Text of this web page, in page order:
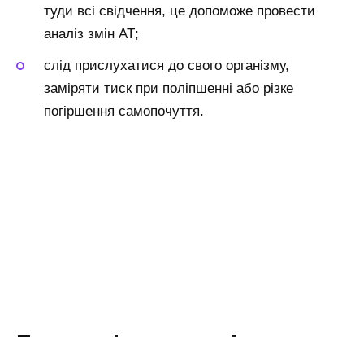
туди всі свідчення, це допоможе провести
аналіз змін АТ;
слід прислухатися до свого організму,
заміряти тиск при поліпшенні або різке
погіршення самопочуття.